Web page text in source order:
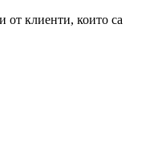
от клиенти, които са